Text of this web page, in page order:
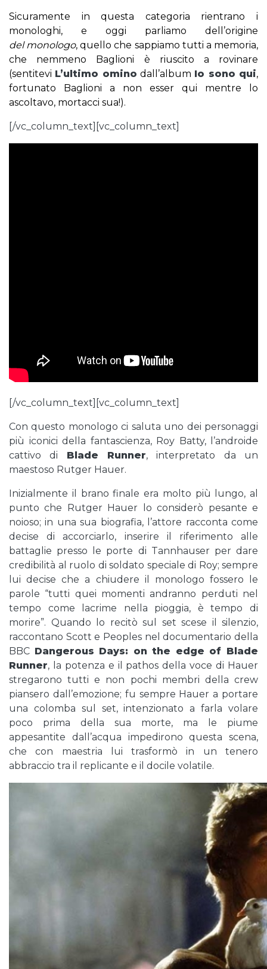
Sicuramente in questa categoria rientrano i
monologhi, e oggi parliamo dell’origine
del monologo, quello che sappiamo tutti a memoria,
che nemmeno Baglioni è riuscito a rovinare
(sentitevi L’ultimo omino dall’album Io sono qui,
fortunato Baglioni a non esser qui mentre lo
ascoltavo, mortacci sua!).
[/vc_column_text][vc_column_text]
[/vc_column_text][vc_column_text]
Con questo monologo ci saluta uno dei personaggi
più iconici della fantascienza, Roy Batty, l’androide
cattivo di Blade Runner, interpretato da un
maestoso Rutger Hauer.
Inizialmente il brano finale era molto più lungo, al
punto che Rutger Hauer lo considerò pesante e
noioso; in una sua biografia, l’attore racconta come
decise di accorciarlo, inserire il riferimento alle
battaglie presso le porte di Tannhauser per dare
credibilità al ruolo di soldato speciale di Roy; sempre
lui decise che a chiudere il monologo fossero le
parole “tutti quei momenti andranno perduti nel
tempo come lacrime nella pioggia, è tempo di
morire”. Quando lo recitò sul set scese il silenzio,
raccontano Scott e Peoples nel documentario della
BBC Dangerous Days: on the edge of Blade
Runner, la potenza e il pathos della voce di Hauer
stregarono tutti e non pochi membri della crew
piansero dall’emozione; fu sempre Hauer a portare
una colomba sul set, intenzionato a farla volare
poco prima della sua morte, ma le piume
appesantite dall’acqua impedirono questa scena,
che con maestria lui trasformò in un tenero
abbraccio tra il replicante e il docile volatile.